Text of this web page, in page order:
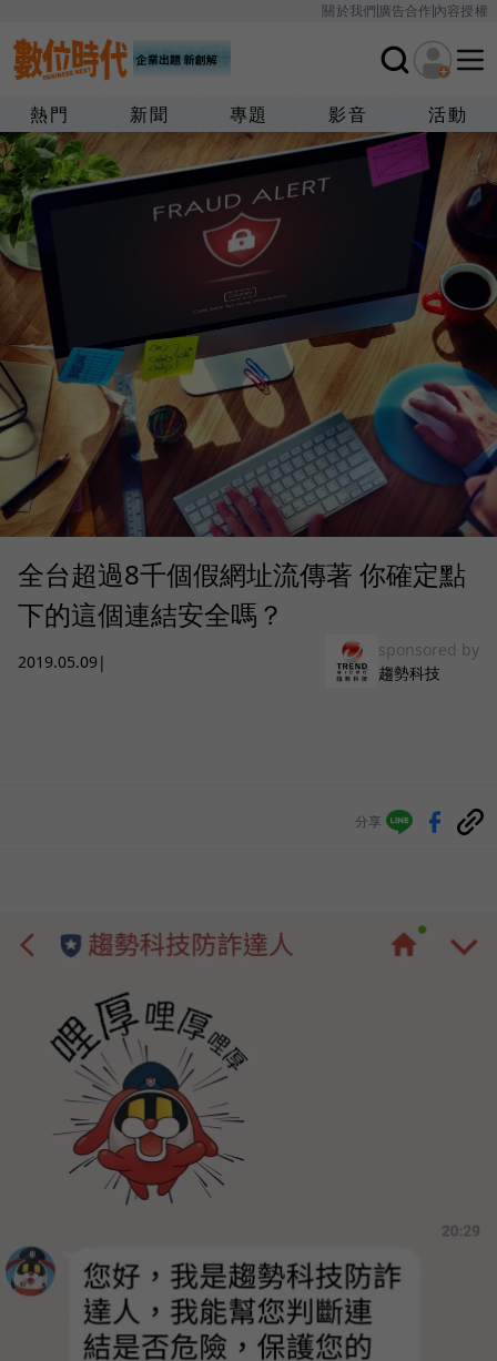
關於我們廣告合作內容授權
熱門 新聞 專題 影音 活動
全台超過8千個假網址流傳著 你確定點
下的這個連結安全嗎？
2019.05.09|
sponsored by
趨勢科技
分享